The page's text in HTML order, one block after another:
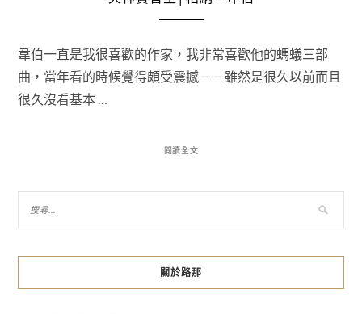
韋伯一直是我很喜歡的作家，我非常喜歡他的螞蟻三部
曲，當年看的時候覺得頗受震撼－－雖然是很久以前而且
很久沒看基本 …
閱讀全文
關於路那